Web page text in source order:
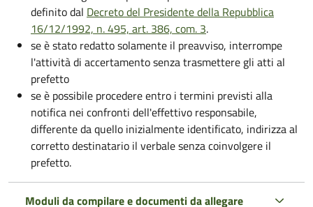
definito dal Decreto del Presidente della Repubblica
16/12/1992, n. 495, art. 386, com. 3.
se è stato redatto solamente il preavviso, interrompe
l'attività di accertamento senza trasmettere gli atti al
prefetto
se è possibile procedere entro i termini previsti alla
notifica nei confronti dell'effettivo responsabile,
differente da quello inizialmente identificato, indirizza al
corretto destinatario il verbale senza coinvolgere il
prefetto.
Moduli da compilare e documenti da allegare